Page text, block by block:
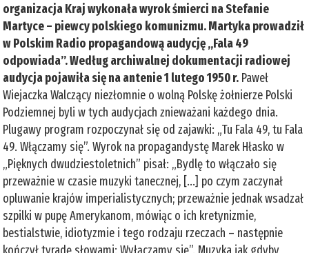
organizacja Kraj wykonała wyrok śmierci na Stefanie
Martyce – piewcy polskiego komunizmu. Martyka prowadził
w Polskim Radio propagandową audycję „Fala 49
odpowiada”. Według archiwalnej dokumentacji radiowej
audycja pojawiła się na antenie 1 lutego 1950 r. Paweł
Wiejaczka Walczący niezłomnie o wolną Polskę żołnierze Polski
Podziemnej byli w tych audycjach znieważani każdego dnia.
Plugawy program rozpoczynał się od zajawki: „Tu Fala 49, tu Fala
49. Włączamy się”. Wyrok na propagandystę Marek Hłasko w
„Pięknych dwudziestoletnich” pisał: „Bydlę to włączało się
przeważnie w czasie muzyki tanecznej, [...] po czym zaczynał
opluwanie krajów imperialistycznych; przeważnie jednak wsadzał
szpilki w pupę Amerykanom, mówiąc o ich kretynizmie,
bestialstwie, idiotyzmie i tego rodzaju rzeczach – następnie